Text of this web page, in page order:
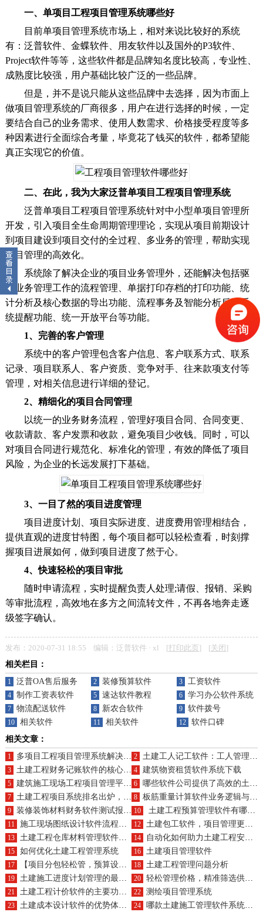
一、单项目工程项目管理系统哪些好
目前单项目管理系统市场上，相对来说比较好的系统
有：泛普软件、金蝶软件、用友软件以及国外的P3软件、
Project软件等等，这些软件都是品牌知名度比较高，专业性、
成熟度比较强，用户基础比较广泛的一些品牌。
但是，并不是说只能从这些品牌中去选择，因为市面上
做项目管理系统的厂商很多，用户在进行选择的时候，一定
要结合自己的业务需求、使用人数需求、价格接受程度等多
种因素进行全面综合考量，毕竟花了钱买的软件，都希望能
真正实现它的价值。
二、在此，我为大家泛普单项目工程项目管理系统
泛普单项目工程项目管理系统针对中小型单项目管理所
开发，引入项目全生命周期管理理论，实现从项目前期设计
到项目建设到项目交付的全过程、多业务的管理，帮助实现
项目管理的高效化。
系统除了解决企业的项目业务管理外，还能解决包括驱
动业务管理工作的流程管理、单据打印存档的打印功能、统
计分析及核心数据的导出功能、流程事务及智能分析后的系
统提醒功能、统一开放平台等功能。
1、完善的客户管理
系统中的客户管理包含客户信息、客户联系方式、联系
记录、项目联系人、客户资质、竞争对手、往来款项支付等
管理，对相关信息进行详细的登记。
2、精细化的项目合同管理
以统一的业务财务流程，管理好项目合同、合同变更、
收款请款、客户发票和收款，避免项目少收钱。同时，可以
对项目合同进行规范化、标准化的管理，有效的降低了项目
风险，为企业的长远发展打下基础。
3、一目了然的项目进度管理
项目进度计划、项目实际进度、进度费用管理相结合，
提供直观的进度甘特图，每个项目都可以轻松查看，时刻撑
握项目进展如何，做到项目进度了然于心。
4、快速轻松的项目审批
随时申请流程，实时提醒负责人处理;请假、报销、采购
等审批流程，高效地在多方之间流转文件，不再各地奔走逐
级签字确认。
发布：2020-07-31 18:55 编辑：泛普软件 · xl [打印此页] [关闭 ]
相关栏目：
1 泛普OA售后服务 2 装修预算软件 3 工资软件
4 制作工资表软件 5 速达软件教程 6 学习办公软件系统
7 物流配送软件 8 新农合软件 9 软件拨号
10 相关软件 11 相关软件 12
软件口碑
相关文章：
1 多项目工程项目管理系统解决方案 2 土建工人记工软件：工人管理有序，工资发放无误，进度掌控有度，考勤记录无遗
3 土建工程财务记账软件的核心原理及好处概述？ 4 建筑物资租赁软件系统下载
5 建筑施工现场工程项目管理平台软件方案 6 哪些软件公司提供了高效的土建材料价格管理工具？作用如何？
7 土建工程项目系统排名出炉，哪家性价比最高？ 8 板筋重量计算软件业务逻辑与产品特色分析？
9 装修装饰材料财务软件测试报告如何反映维护流程与售后需求？ 10 土建工程预算管理软件有哪些好用?
11 施工现场图纸设计软件流程与产品亮点解析？ 12 土建包工软件，项目管理更高效，包工、人员、合同全掌控
13 土建工程仓库材料管理软件的优点 14 自动化如何助力土建工程安装结算软件？主要软件有哪些？
15 如何优化土建工程管理系统 16 土建项目管理软件
17 【项目分包轻松管，预算设备一手抓】土建劳务分包预算软件，助您高效劳务分包管理 18 土建工程管理问题分析
19 土建施工进度计划管理的最佳软件及年费是多少？ 20 轻松管理价格，精准筛选供应商，询价报价两不误，土建材料价格软件，您的采购得力助手
21 土建工程计价软件的主要功能及其优势概述？ 22 测绘项目管理系统
23 土建成本设计软件的优势体现在哪些方面？技术特点又如何？ 24 哪款土建施工管理软件系统最适合中小企业？